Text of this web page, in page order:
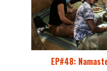
EP#48: